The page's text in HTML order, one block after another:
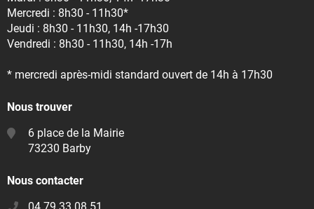
Mercredi : 8h30 - 11h30*
Jeudi : 8h30 - 11h30, 14h -17h30
Vendredi : 8h30 - 11h30, 14h -17h
* mercredi après-midi standard ouvert de 14h à 17h30
Nous trouver
6 place de la Mairie
73230 Barby
Nous contacter